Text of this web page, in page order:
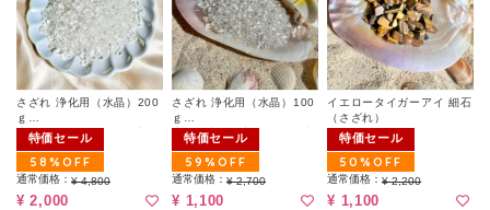
さざれ 浄化用（水晶）200
ｇ
小分けにして、1つはブレ
スの浄化用、もう1つは部
屋の浄化用と使い分けるの
にも適した量です。
特価セール
58%OFF
通常価格： ¥ 4,800
¥ 2,000
さざれ 浄化用（水晶）100
ｇ
小さな小皿に入れて、お持
ちのブレスレットを載せる
とちょうど良い量です。イ
ンテリアとしてもお使いい
ただけます。
特価セール
59%OFF
通常価格：¥ 2,700
¥ 1,100
イエロータイガーアイ 細石
（さざれ）
特価セール
50%OFF
通常価格：¥ 2,200
¥ 1,100